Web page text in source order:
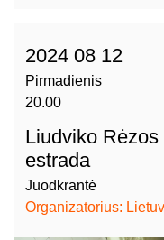
2024 08 12
Pirmadienis
20.00
Liudviko
estrada
Juodkrantė
Organizatorius: